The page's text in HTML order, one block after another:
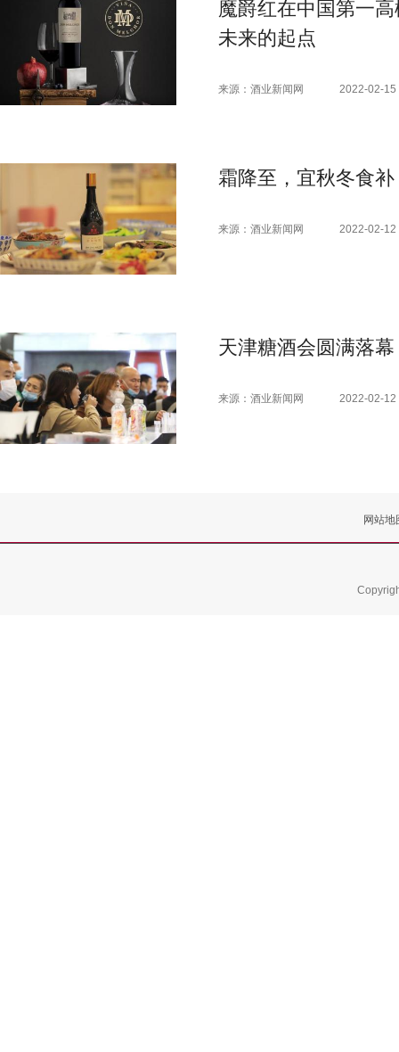
魔爵红在中国第一
未来的起点
来源：酒业新闻网 2022-02-15
霜降至，宜秋冬食
来源：酒业新闻网 2022-02-12
天津糖酒会圆满落
来源：酒业新闻网 2022-02-12
网站地